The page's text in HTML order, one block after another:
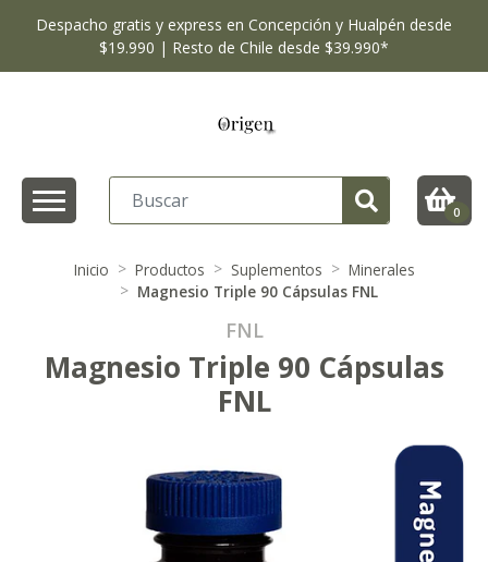
Despacho gratis y express en Concepción y Hualpén desde
$19.990 | Resto de Chile desde $39.990*
0
Inicio Productos Suplementos
Minerales
Magnesio Triple 90 Cápsulas FNL
FNL
Magnesio Triple 90 Cápsulas
FNL